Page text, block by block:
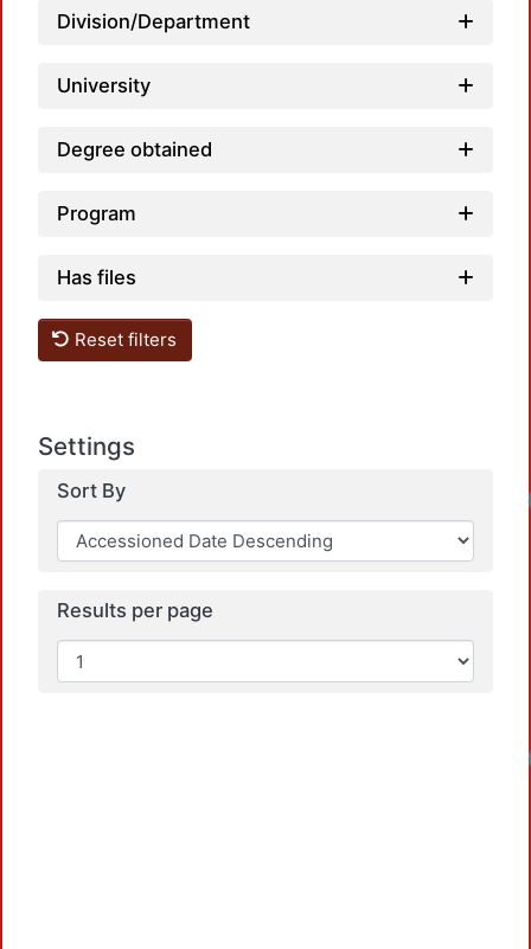
Division/Department
University
Degree obtained
Program
Has files
Reset filters
Settings
Sort By
Results per page